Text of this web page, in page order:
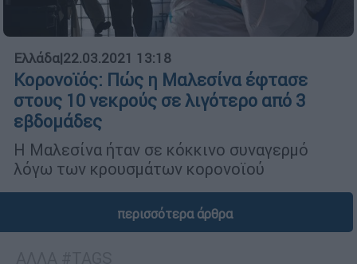
Ελλάδα|22.03.2021 13:18
Κορονοϊός: Πώς η Μαλεσίνα έφτασε
στους 10 νεκρούς σε λιγότερο από 3
εβδομάδες
Η Μαλεσίνα ήταν σε κόκκινο συναγερμό
λόγω των κρουσμάτων κορονοϊού
περισσότερα άρθρα